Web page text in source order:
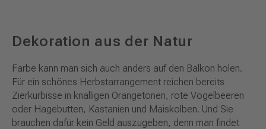
Dekoration aus der Natur
Farbe kann man sich auch anders auf den Balkon holen.
Für ein schönes Herbstarrangement reichen bereits
Zierkürbisse in knalligen Orangetönen, rote Vogelbeeren
oder Hagebutten, Kastanien und Maiskolben. Und Sie
brauchen dafür kein Geld auszugeben, denn man findet